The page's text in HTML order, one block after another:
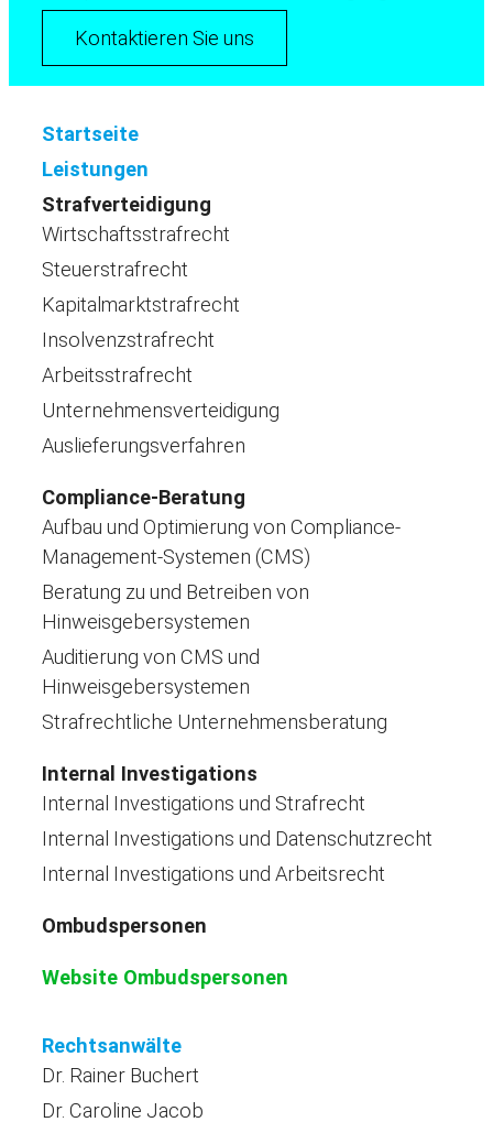
Kontaktieren Sie uns
Startseite
Leistungen
Strafverteidigung
Wirtschaftsstrafrecht
Steuerstrafrecht
Kapitalmarktstrafrecht
Insolvenzstrafrecht
Arbeitsstrafrecht
Unternehmensverteidigung
Auslieferungsverfahren
Compliance-Beratung
Aufbau und Optimierung von Compliance-
Management-Systemen (CMS)
Beratung zu und Betreiben von
Hinweisgebersystemen
Auditierung von CMS und
Hinweisgebersystemen
Strafrechtliche Unternehmensberatung
Internal Investigations
Internal Investigations und Strafrecht
Internal Investigations und Datenschutzrecht
Internal Investigations und Arbeitsrecht
Ombudspersonen
Website Ombudspersonen
Rechtsanwälte
Dr. Rainer Buchert
Dr. Caroline Jacob